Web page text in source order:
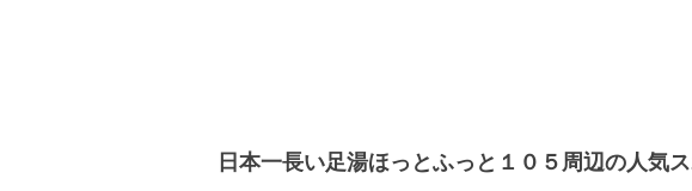
日本一長い足湯ほっとふっと１０５周辺の人気